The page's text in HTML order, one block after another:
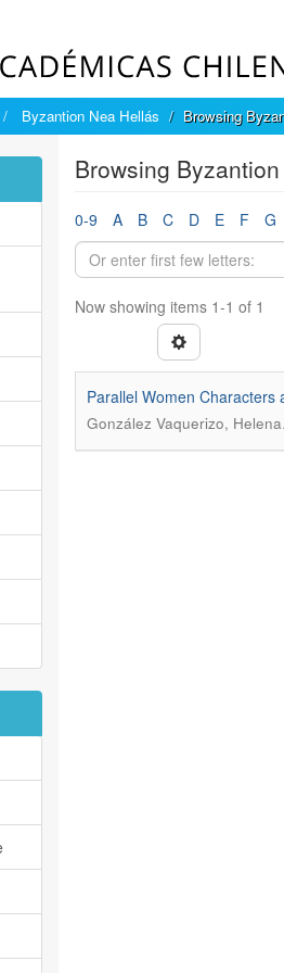
Byzantion Nea Hellás Browsing
Browsing
0-9 A B C D E F G
Now showing items 1-1 of 1
Parallel Women Characters
González Vaquerizo, Helena.